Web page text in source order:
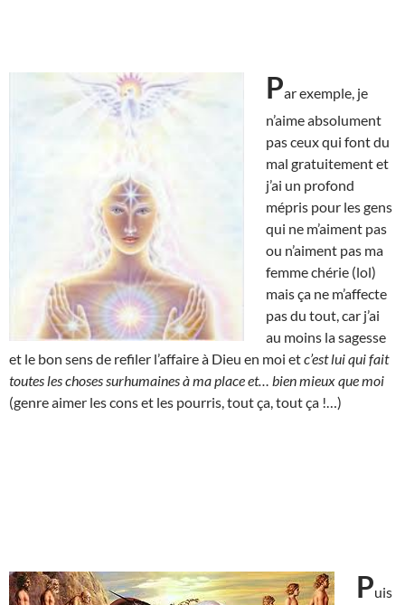
Par exemple, je
n’aime absolument
pas ceux qui font du
mal gratuitement et
j’ai un profond
mépris pour les gens
qui ne m’aiment pas
ou n’aiment pas ma
femme chérie (lol)
mais ça ne m’affecte
pas du tout, car j’ai
au moins la sagesse
et le bon sens de refiler l’affaire à Dieu en moi etc’est lui qui fait
toutes les choses surhumaines à ma place et… bien mieux que moi
(genre aimer les cons et les pourris, tout ça, tout ça !…)
Puis